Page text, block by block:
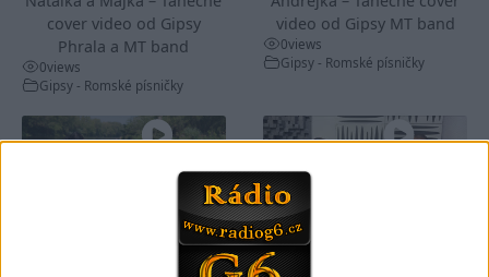
cover video od Gipsy
Phrala a MT band
0views
Gipsy - Romské písničky
video od Gipsy MT band
0views
Gipsy - Romské písničky
Majka Natalka Mata
Tanecne cover video od
Keke Band – Avel Ke
Mande (Official VideoKlip)